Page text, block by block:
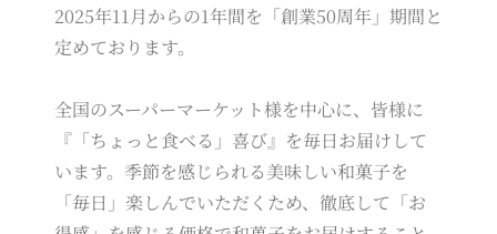
2025年11月からの1年間を「創業50周年」期間と
定めております。
全国のスーパーマーケット様を中心に、皆様に
『「ちょっと食べる」喜び』を毎日お届けして
います。季節を感じられる美味しい和菓子を
「毎日」楽しんでいただくため、徹底して「お